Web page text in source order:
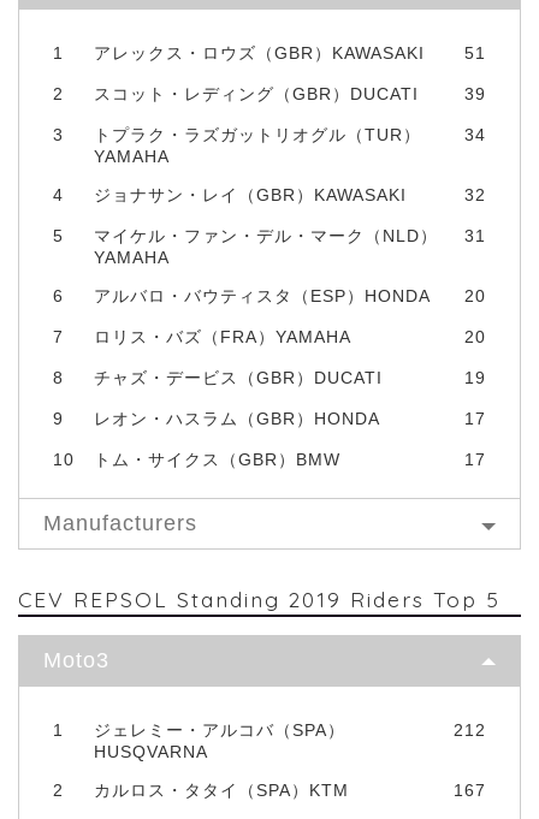
1 アレックス・ロウズ（GBR）KAWASAKI 51
2 スコット・レディング（GBR）DUCATI 39
3
トプラク・ラズガットリオグル（TUR）
YAMAHA
34
4 ジョナサン・レイ（GBR）KAWASAKI 32
5
マイケル・ファン・デル・マーク（NLD）
YAMAHA
31
6 アルバロ・バウティスタ（ESP）HONDA 20
7 ロリス・バズ（FRA）YAMAHA 20
8 チャズ・デービス（GBR）DUCATI 19
9 レオン・ハスラム（GBR）HONDA 17
10 トム・サイクス（GBR）BMW 17
Manufacturers
CEV REPSOL Standing 2019 Riders Top 5
Moto3
1
ジェレミー・アルコバ（SPA）
HUSQVARNA
212
2 カルロス・タタイ（SPA）KTM 167